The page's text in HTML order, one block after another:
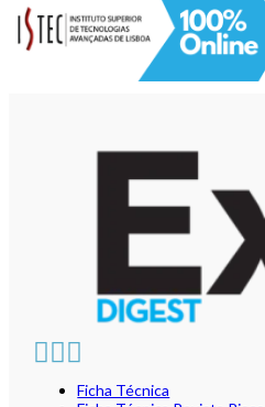
Ficha Técnica